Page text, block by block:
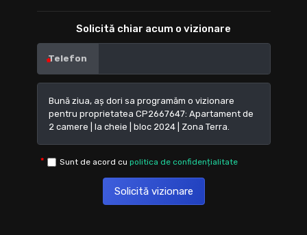
Solicită chiar acum o vizionare
Telefon
Sunt de acord cu politica de confidențialitate
Solicită vizionare